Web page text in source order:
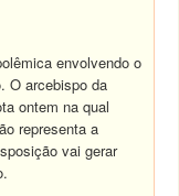
envolvendo o
O arcebispo da
ontem na qual
representa a
vai gerar